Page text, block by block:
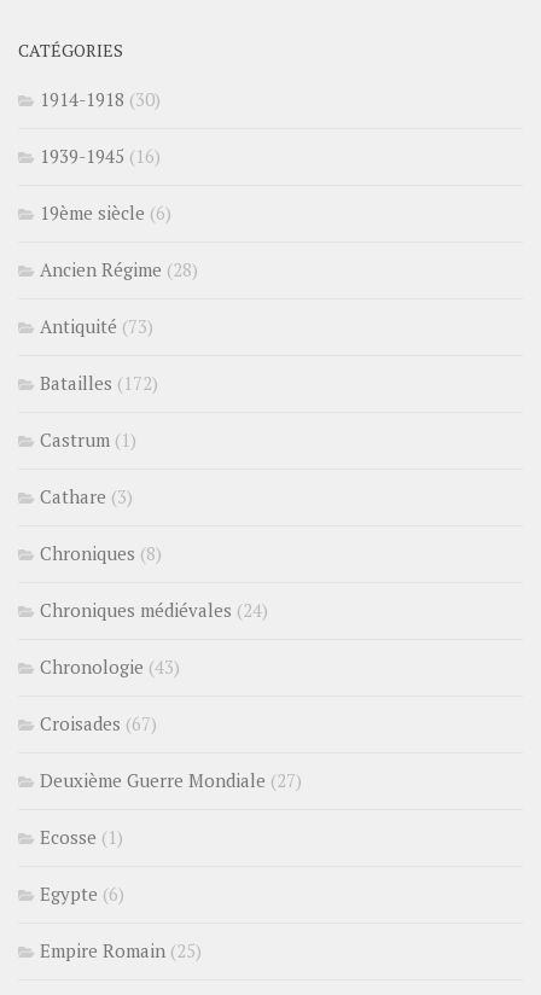
CATÉGORIES
1914-1918 (30)
1939-1945 (16)
19ème siècle (6)
Ancien Régime (28)
Antiquité (73)
Batailles (172)
Castrum (1)
Cathare (3)
Chroniques (8)
Chroniques médiévales (24)
Chronologie (43)
Croisades (67)
Deuxième Guerre Mondiale (27)
Ecosse (1)
Egypte (6)
Empire Romain (25)